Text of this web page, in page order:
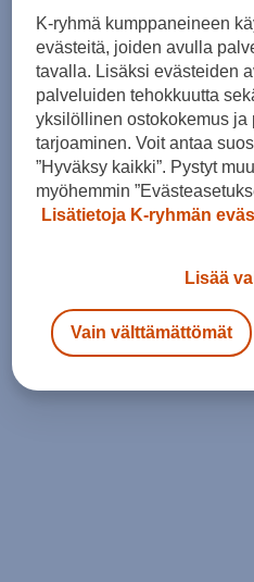
K-ryhmä kumppaneineen
evästeitä, joiden avulla
tavalla. Lisäksi evästeiden
palveluiden tehokkuutta
yksilöllinen ostokokemus ja
tarjoaminen. Voit antaa
”Hyväksy kaikki”. Pystyt
myöhemmin
Lisätietoja K-ryhmän
Lisää
Vain välttämättömät